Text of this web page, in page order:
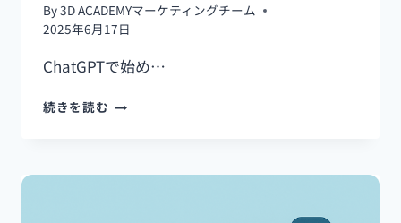
By3D ACADEMYマーケティングチーム
2025年6月17日
ChatGPTで始め…
続きを読む CHATGPT
る